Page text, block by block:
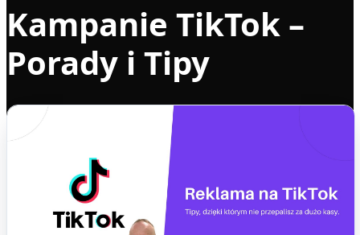
Kampanie TikTok –
Porady i Tipy